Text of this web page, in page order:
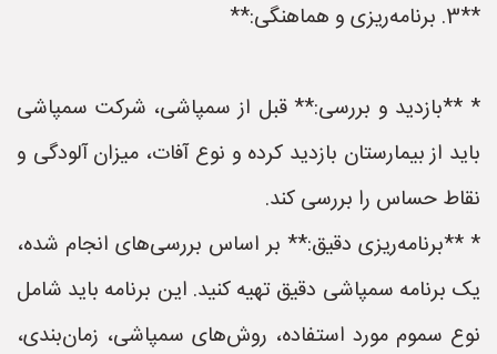
**3. برنامه‌ریزی و هماهنگی:**
* **بازدید و بررسی:** قبل از سمپاشی، شرکت سمپاشی
باید از بیمارستان بازدید کرده و نوع آفات، میزان آلودگی و
نقاط حساس را بررسی کند.
* **برنامه‌ریزی دقیق:** بر اساس بررسی‌های انجام شده،
یک برنامه سمپاشی دقیق تهیه کنید. این برنامه باید شامل
نوع سموم مورد استفاده، روش‌های سمپاشی، زمان‌بندی،